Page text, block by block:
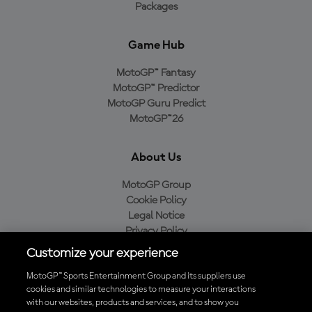
Packages
Game Hub
MotoGP™ Fantasy
MotoGP™ Predictor
MotoGP Guru Predict
MotoGP™26
About Us
MotoGP Group
Cookie Policy
Legal Notice
Privacy Policy
Purchase Policy
Baixe o aplicativo oficial da MotoGP™
Customize your experience
MotoGP™ Sports Entertainment Group and its suppliers use
cookies and similar technologies to measure your interactions
with our websites, products and services, and to show you